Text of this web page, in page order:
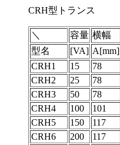
CRH型トランス
＼ 容量 横幅
型名
[VA] A[mm]
CRH1
15 78
CRH2
25 78
CRH3
50 78
CRH4
100 101
CRH5
150 117
CRH6
200 117